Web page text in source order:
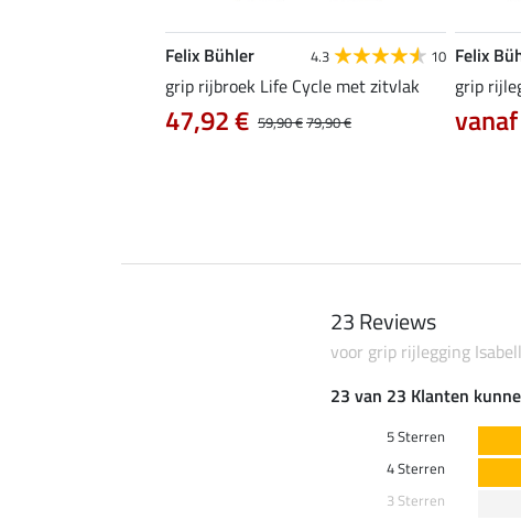
Felix Bühler 4.3 10
grip rijbroek Life Cycle met zitvlak
59,90 €79,90 €
47,92 €
Felix
grip
23 Reviews
voor grip rijlegging
23 van 23 Klanten
5 Sterren
4 Sterren
3 Sterren